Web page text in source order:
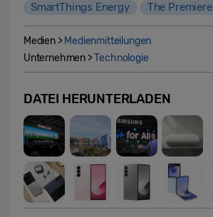
SmartThings Energy
The Premiere
Medien > Medienmitteilungen
Unternehmen >Technologie
DATEI HERUNTERLADEN